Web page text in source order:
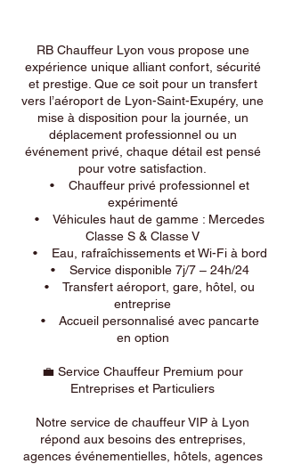
RB Chauffeur Lyon vous propose une
expérience unique alliant confort, sécurité
et prestige. Que ce soit pour un transfert
vers l’aéroport de Lyon-Saint-Exupéry, une
mise à disposition pour la journée, un
déplacement professionnel ou un
événement privé, chaque détail est pensé
pour votre satisfaction.
• Chauffeur privé professionnel et
expérimenté
• Véhicules haut de gamme : Mercedes
Classe S & Classe V
• Eau, rafraîchissements et Wi-Fi à bord
• Service disponible 7j/7 – 24h/24
• Transfert aéroport, gare, hôtel, ou
entreprise
• Accueil personnalisé avec pancarte
en option
💼 Service Chauffeur Premium pour
Entreprises et Particuliers
Notre service de chauffeur VIP à Lyon
répond aux besoins des entreprises,
agences événementielles, hôtels, agences